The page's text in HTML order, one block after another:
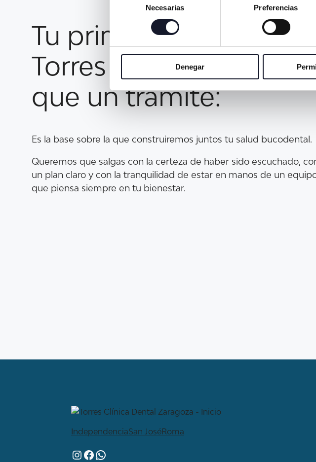
consentimiento
Necesarias Preferencias
Denegar
Tu primera visita en
Torres es mucho más
que un trámite:
Es la base sobre la que construiremos juntos tu salud bucodental.
Queremos que salgas con la certeza de haber sido escuchado,
un plan claro y con la tranquilidad de estar en manos de un
que piensa siempre en tu bienestar.
IndependenciaSan JoséRoma
Instagram
Facebook
WhatsApp